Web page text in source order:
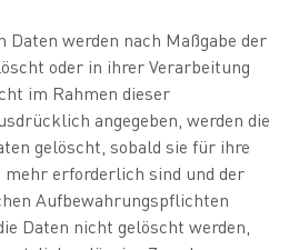
Daten werden nach Maßgabe der
oder in ihrer Verarbeitung
im Rahmen dieser
angegeben, werden die
gelöscht, sobald sie für ihre
erforderlich sind und der
Aufbewahrungspflichten
Daten nicht gelöscht werden,